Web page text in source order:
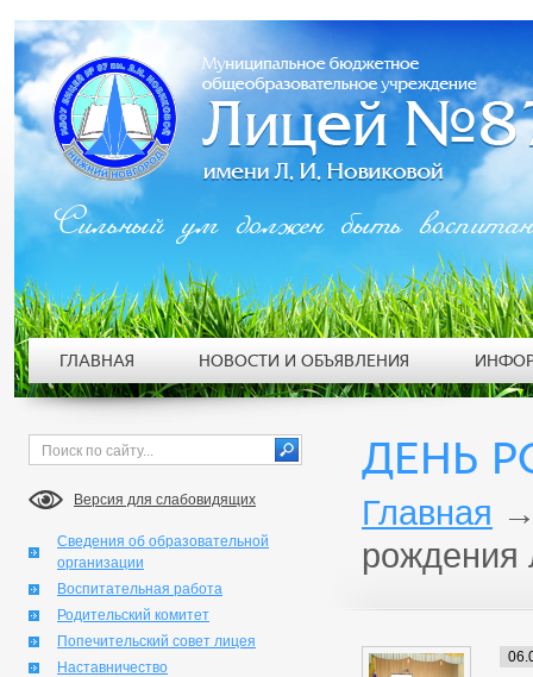
Версия для слабовидящих
Сведения об образовательной
организации
Воспитательная работа
Родительский комитет
Попечительский совет лицея
Наставничество
ДЕНЬ
Главная
рождения
Сильный ум должен быть
ГЛАВНАЯ НОВОСТИ И ОБЪЯВЛЕНИЯ